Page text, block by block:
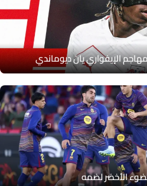
الإيفواري يان ديوماندي
الأخضر لضمه